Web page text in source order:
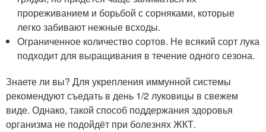
прореживанием и борьбой с сорняками, которые
легко забивают нежные всходы.
Ограниченное количество сортов. Не всякий сорт лука
подходит для выращивания в течение одного сезона.
Знаете ли вы? Для укрепления иммунной системы
рекомендуют съедать в день 1/2 луковицы в свежем
виде. Однако, такой способ поддержания здоровья
организма не подойдёт при болезнях ЖКТ.